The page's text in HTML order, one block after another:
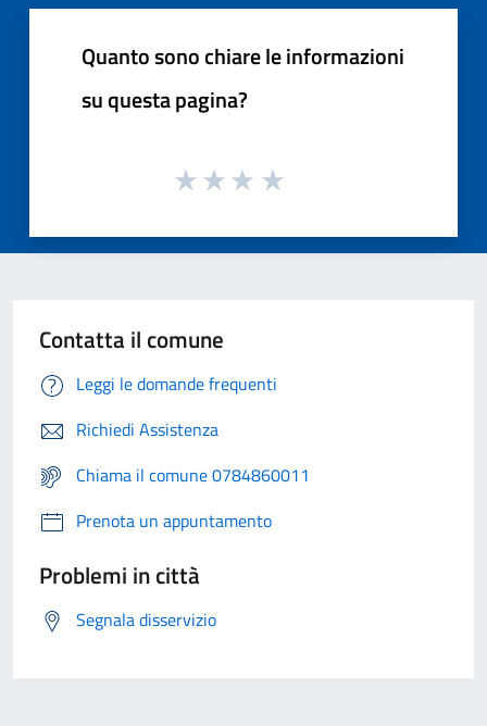
Quanto sono chiare le informazioni
su questa pagina?
Contatta il comune
Leggi le domande frequenti
Richiedi Assistenza
Chiama il comune 0784860011
Prenota un appuntamento
Problemi in città
Segnala disservizio